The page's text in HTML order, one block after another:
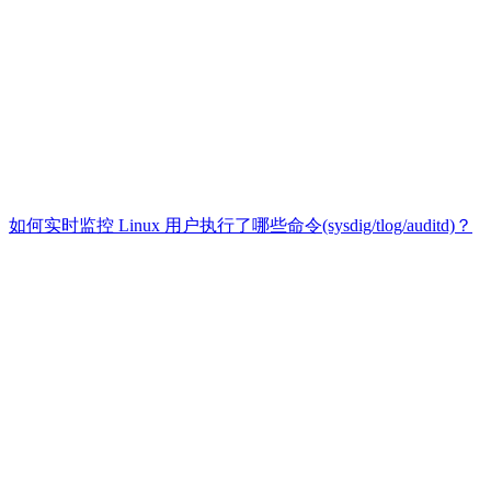
如何实时监控 Linux 用户执行了哪些命令(sysdig/tlog/auditd)？